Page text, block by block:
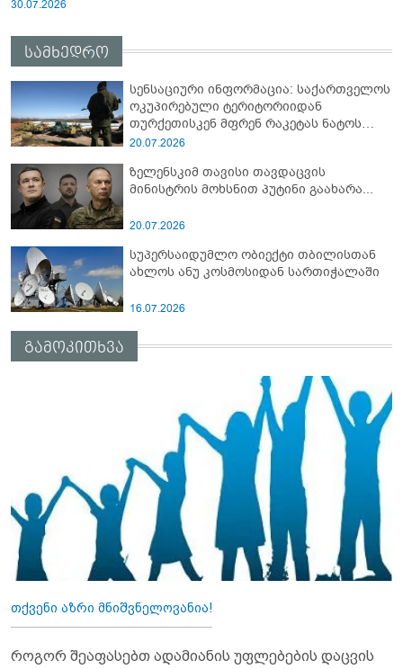
30.07.2026
სამხედრო
სენსაციური ინფორმაცია: საქართველოს
ოკუპირებული ტერიტორიიდან
თურქეთისკენ მფრენ რაკეტას ნატოს
სამიტი კინაღამ ჩაუშლია
20.07.2026
ზელენსკიმ თავისი თავდაცვის
მინისტრის მოხსნით პუტინი გაახარა...
20.07.2026
სუპერსაიდუმლო ობიექტი თბილისთან
ახლოს ანუ კოსმოსიდან სართიჭალაში
16.07.2026
გამოკითხვა
თქვენი აზრი მნიშვნელოვანია!
როგორ შეაფასებთ ადამიანის უფლებების დაცვის